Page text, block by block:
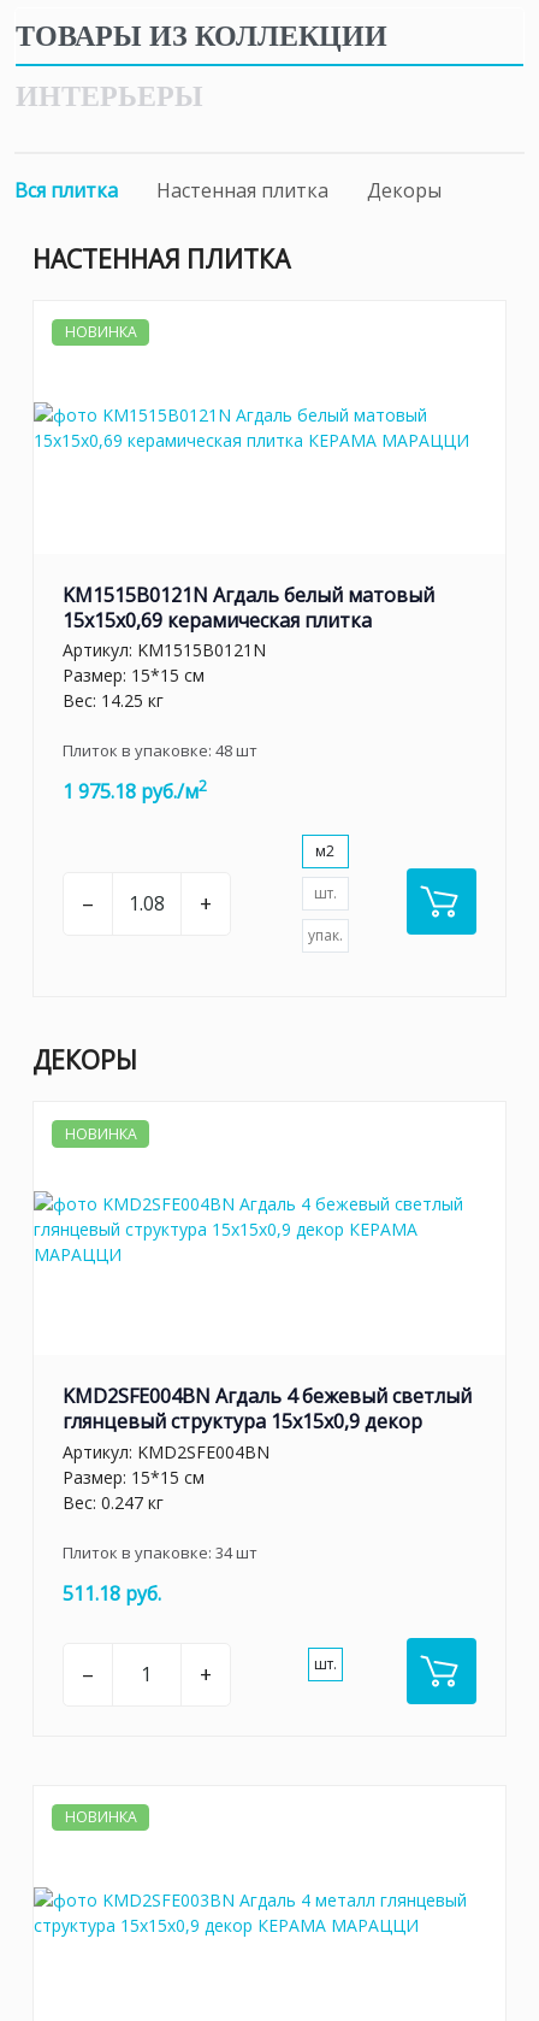
ТОВАРЫ ИЗ КОЛЛЕКЦИИ
ИНТЕРЬЕРЫ
Вся плитка Настенная плитка Декоры
НАСТЕННАЯ ПЛИТКА
НОВИНКА
KM1515B0121N Агдаль белый матовый
15x15x0,69 керамическая плитка
Артикул: KM1515B0121N
Размер: 15*15 см
Вес: 14.25 кг
Плиток в упаковке: 48шт
1 975.18 руб./м2
– +
м2
шт.
упак.
ДЕКОРЫ
НОВИНКА
KMD2SFE004BN Агдаль 4 бежевый светлый
глянцевый структура 15x15x0,9 декор
Артикул: KMD2SFE004BN
Размер: 15*15 см
Вес: 0.247 кг
Плиток в упаковке: 34шт
511.18 руб.
– + шт.
НОВИНКА